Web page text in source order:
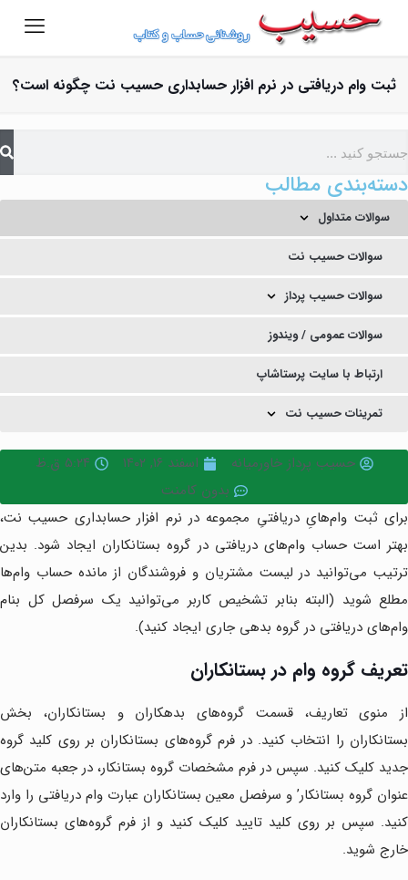
ثبت وام دریافتی در نرم افزار حسابداری حسیب نت چگونه است؟
دسته‌بندی مطالب
سوالات متداول
سوالات حسیب نت
سوالات حسیب پرداز
سوالات عمومی / ویندوز
ارتباط با سایت پرستاشاپ
تمرینات حسیب نت
حسیب پرداز خاورمیانه اسفند ۱۶, ۱۴۰۲
۵:۲۴ ق.ظ
بدون کامنت
برای ثبت وام‌هایِ دریافتیِ مجموعه در نرم افزار حسابداری حسیب نت،
بهتر است حساب وام‌های دریافتی در گروه بستانکاران ایجاد شود. بدین
ترتیب می‌توانید در لیست مشتریان و فروشندگان از مانده حساب وام‌ها
مطلع شوید (البته بنابر تشخیص کاربر می‌توانید یک سرفصل کل بنام
وام‌های دریافتی در گروه بدهی جاری ایجاد کنید).
تعریف گروه وام در بستانکاران
از منوی تعاریف، قسمت گروه‌های بدهکاران و بستانکاران، بخش
بستانکاران را انتخاب کنید. در فرم گروه‌های بستانکاران بر روی کلید گروه
جدید کلیک کنید. سپس در فرم مشخصات گروه بستانکار، در جعبه متن‌های
عنوان گروه بستانکار’ و سرفصل معین بستانکاران عبارت وام دریافتی را وارد
کنید. سپس بر روی کلید تایید کلیک کنید و از فرم گروه‌های بستانکاران
خارج شوید.